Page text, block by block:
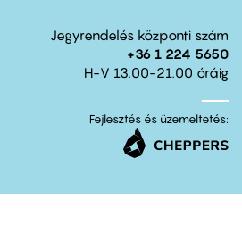
Jegyrendelés központi szám
+36 1 224 5650
H-V 13.00-21.00 óráig
Fejlesztés és üzemeltetés: